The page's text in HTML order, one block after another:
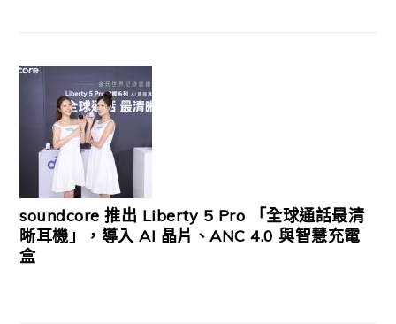
soundcore 推出 Liberty 5 Pro 「全球通話最清
晰耳機」，導入 AI 晶片、ANC 4.0 與智慧充電
盒